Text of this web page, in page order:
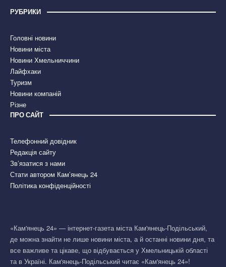
РУБРИКИ
Головні новини
Новини міста
Новини Хмельниччини
Лайфхаки
Туризм
Новини компаній
Різне
ПРО САЙТ
Телефонний довідник
Редакція сайту
Зв’язатися з нами
Стати автором Кам’янець 24
Політика конфіденційності
«Кам'янець 24» — інтернет-газета міста Кам'янець-Подільський,
де можна знайти не лише новини міста, а й останні новини дня, та
все важливе та цікаве, що відбувається у Хмельницькій області
та в Україні. Кам'янець-Подільський читає «Кам'янець 24»!